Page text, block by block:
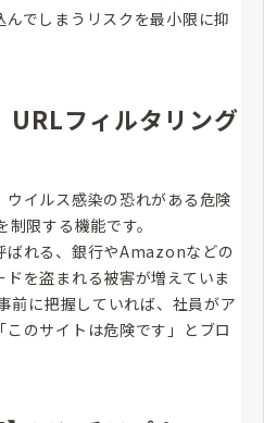
でしまうリスクを最小限に抑
フィルタリング
イルス感染の恐れがある危険
限する機能です。
ばれる、銀行やAmazonなどの
を盗まれる被害が増えていま
前に把握していれば、社員がア
のサイトは危険です」とブロ